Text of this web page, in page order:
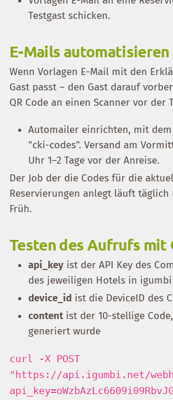
Testgast schicken.
E-Mails automatisieren
Wenn Vorlagen E-Mail mit den
Gast passt – den Gast darauf
QR Code an einen Scanner vor der
Automailer einrichten, mit
"cki-codes". Versand am
Uhr 1–2 Tage vor der Anreise.
Der Job der die Codes für die
Reservierungen anlegt läuft täglich
Früh.
Testen des Aufrufs mit
api_key ist der API Key des
des jeweiligen Hotels in igumbi
device_id ist die DeviceID des
contentist der 10-stellige
generiert wurde
curl -X POST
"https://api.igumbi.net/